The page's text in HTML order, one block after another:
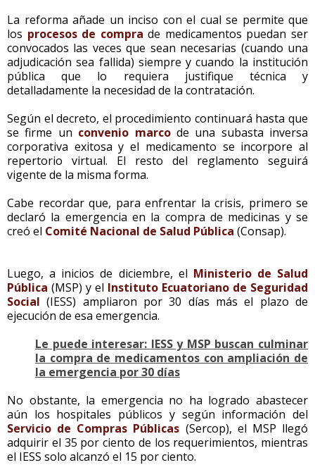
La reforma añade un inciso con el cual se permite que
los procesos de compra de medicamentos puedan ser
convocados las veces que sean necesarias (cuando una
adjudicación sea fallida) siempre y cuando la institución
pública que lo requiera justifique técnica y
detalladamente la necesidad de la contratación.
Según el decreto, el procedimiento continuará hasta que
se firme un convenio marcode una subasta inversa
corporativa exitosa y el medicamento se incorpore al
repertorio virtual. El resto del reglamento seguirá
vigente de la misma forma.
Cabe recordar que, para enfrentar la crisis, primero se
declaró la emergencia en la compra de medicinas y se
creó el Comité Nacional de Salud Pública (Consap).
Luego, a inicios de diciembre, el Ministerio de Salud
Pública (MSP) y el Instituto Ecuatoriano de Seguridad
Social (IESS) ampliaron por 30 días más el plazo de
ejecución de esa emergencia.
Le puede interesar: IESS y MSP buscan culminar
la compra de medicamentos con ampliación de
la emergencia por 30 días
No obstante, la emergencia no ha logrado abastecer
aún los hospitales públicos y según información del
Servicio de Compras Públicas (Sercop), el MSP llegó
adquirir el 35 por ciento de los requerimientos, mientras
el IESS solo alcanzó el 15 por ciento.